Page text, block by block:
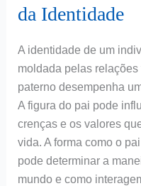
da Identidade
A identidade de um
moldada pelas
paterno desempenha
A figura do pai pode
crenças e os valores
vida. A forma como o
pode determinar a
mundo e como